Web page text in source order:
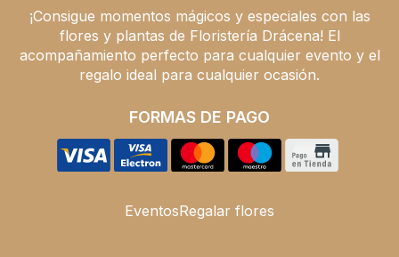
¡Consigue momentos mágicos y especiales con las
flores y plantas de Floristería Drácena! El
acompañamiento perfecto para cualquier evento y el
regalo ideal para cualquier ocasión.
FORMAS DE PAGO
EventosRegalar flores